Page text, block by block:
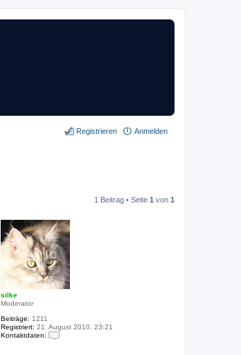
Anmelden
Registrieren
1 Beitrag • Seite 1 von 1
silke
Moderator
Beiträge: 1211
Registriert: 21. August 2010, 23:21
Kontaktdaten: